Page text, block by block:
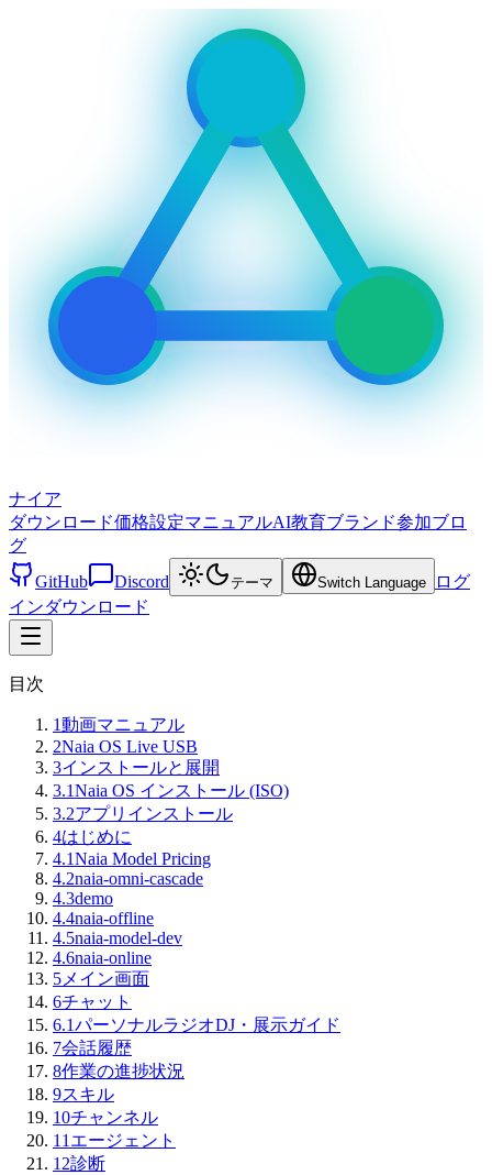
ナイア
ダウンロード価格設定マニュアルAI教育ブランド参加ブロ
グ
GitHub
Discord テーマ Switch Language
ログ
インダウンロード
目次
1動画マニュアル
2Naia OS Live USB
3インストールと展開
3.1Naia OS インストール (ISO)
3.2アプリインストール
4はじめに
4.1Naia Model Pricing
4.2naia-omni-cascade
4.3demo
4.4naia-offline
4.5naia-model-dev
4.6naia-online
5 メイン画面
6チャット
6.1パーソナルラジオDJ・展示ガイド
7会話履歴
8作業の進捗状況
9スキル
10チャンネル
11 エージェント
12診断